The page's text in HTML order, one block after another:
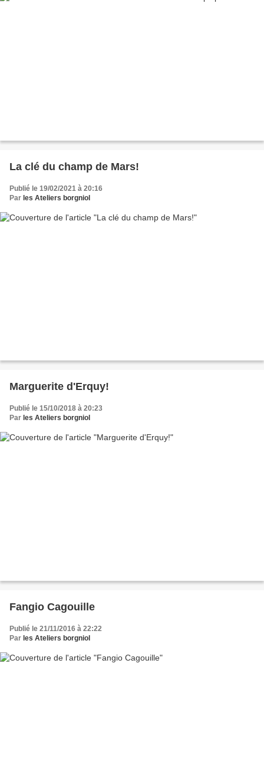
La clé du champ de Mars!
Publié le 19/02/2021 à 20:16
Par les Ateliers borgniol
Marguerite d'Erquy!
Publié le 15/10/2018 à 20:23
Par les Ateliers borgniol
Fangio Cagouille
Publié le 21/11/2016 à 22:22
Par les Ateliers borgniol